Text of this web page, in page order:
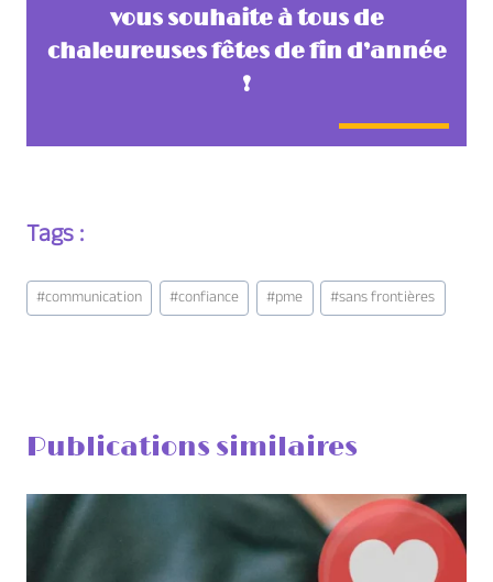
vous souhaite à tous de
chaleureuses fêtes de fin d’année
!
Tags :
Étiquettes
de
#communication #confiance #pme #sans frontières
Publications similaires